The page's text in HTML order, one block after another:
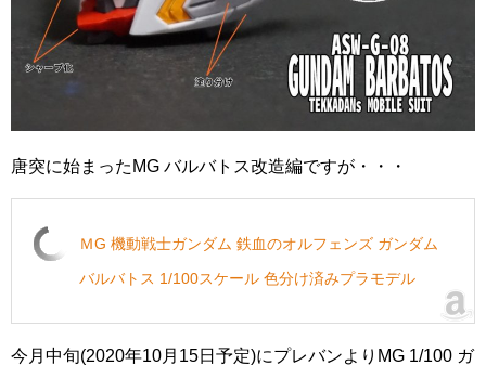
唐突に始まったMG バルバトス改造編ですが・・・
ＭG 機動戦士ガンダム 鉄血のオルフェンズ ガンダム
バルバトス 1/100スケール 色分け済みプラモデル
今月中旬(2020年10月15日予定)にプレバンよりMG 1/100 ガ